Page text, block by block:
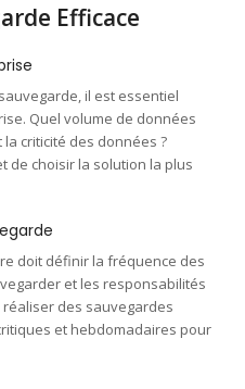
Efficace
il est essentiel
Quel volume de données
criticité des données ?
de choisir la solution la plus
doit définir la fréquence des
et les responsabilités
réaliser des sauvegardes
et hebdomadaires pour